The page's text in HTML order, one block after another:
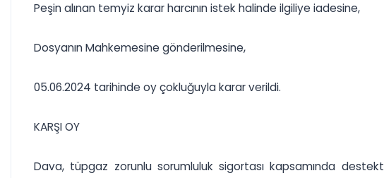
Peşin alınan temyiz karar harcının istek halinde ilgiliye iadesine,
Dosyanın Mahkemesine gönderilmesine,
05.06.2024 tarihinde oy çokluğuyla karar verildi.
KARŞI OY
Dava, tüpgaz zorunlu sorumluluk sigortası kapsamında